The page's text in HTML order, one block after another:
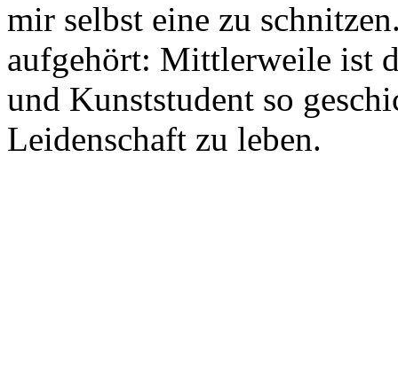
mir selbst eine zu
aufgehört: Mittlerweile ist
und Kunststudent so
Leidenschaft zu leben.